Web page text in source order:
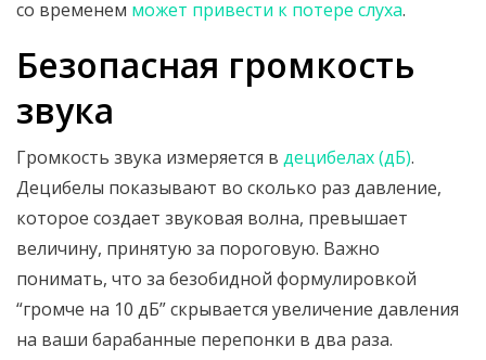
со временем может привести к потере слуха.
Безопасная громкость
звука
Громкость звука измеряется в децибелах (дБ).
Децибелы показывают во сколько раз давление,
которое создает звуковая волна, превышает
величину, принятую за пороговую. Важно
понимать, что за безобидной формулировкой
“громче на 10 дБ” скрывается увеличение давления
на ваши барабанные перепонки в два раза.